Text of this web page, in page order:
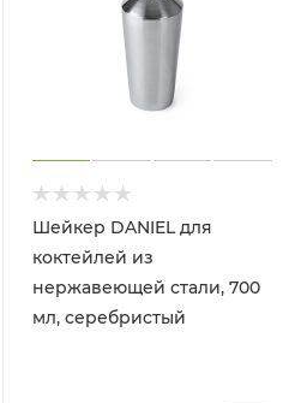
Шейкер DANIEL для
коктейлей из
нержавеющей стали, 700
мл, серебристый